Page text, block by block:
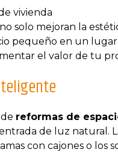
no solo mejoran la
pequeño en un
el valor de tu
reformas de
de luz natural.
con cajones o los